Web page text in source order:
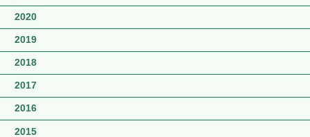
2020
2019
2018
2017
2016
2015